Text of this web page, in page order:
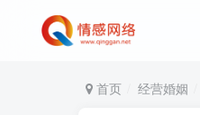
首页 经营婚姻